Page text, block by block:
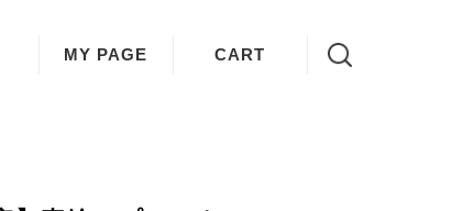
MY PAGE CART